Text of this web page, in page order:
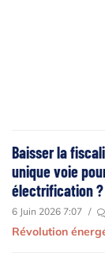
Baisser la
unique voie
électrification ?
6 Juin 2026 7:07 /
Révolution